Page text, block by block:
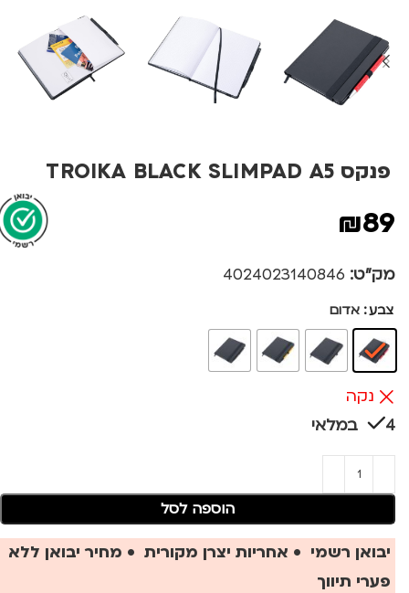
פנקס TROIKA BLACK SLIMPAD A5
₪89
מק"ט: 4024023140846
צבע אדום
נקה
4 במלאי
הוספה לסל
יבואן רשמי • אחריות יצרן מקורית • מחיר יבואן ללא
פערי תיווך